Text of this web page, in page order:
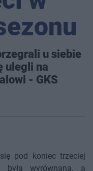
u siebie
ulegli na
- GKS
się pod koniec trzeciej
wyrównana, a